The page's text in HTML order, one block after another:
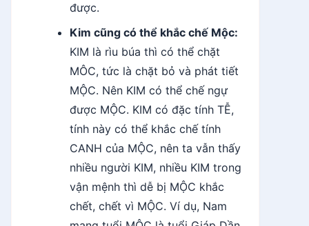
được.
Kim cũng có thể khắc chế Mộc:
KIM là rìu búa thì có thể chặt
MÔC, tức là chặt bỏ và phát tiết
MỘC. Nên KIM có thể chế ngự
được MỘC. KIM có đặc tính TỄ,
tính này có thể khắc chế tính
CANH của MỘC, nên ta vẫn thấy
nhiều người KIM, nhiều KIM trong
vận mệnh thì dễ bị MỘC khắc
chết, chết vì MỘC. Ví dụ, Nam